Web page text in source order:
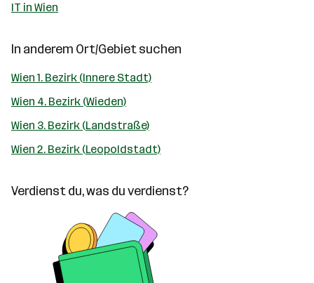
IT in Wien
In anderem Ort/Gebiet suchen
Wien 1. Bezirk (Innere Stadt)
Wien 4. Bezirk (Wieden)
Wien 3. Bezirk (Landstraße)
Wien 2. Bezirk (Leopoldstadt)
Verdienst du, was du verdienst?